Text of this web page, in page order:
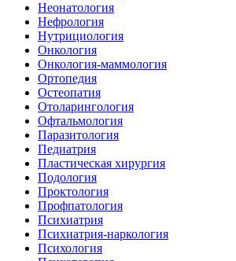
Неонатология
Нефрология
Нутрициология
Онкология
Онкология-маммология
Ортопедия
Остеопатия
Отоларингология
Офтальмология
Паразитология
Педиатрия
Пластическая хирургия
Подология
Проктология
Профпатология
Психиатрия
Психиатрия-наркология
Психология